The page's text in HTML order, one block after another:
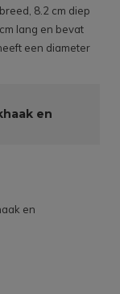
8.2 cm diep
lang en bevat
een diameter
en
en